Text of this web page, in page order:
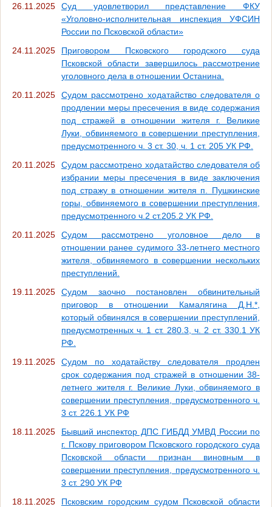
26.11.2025
Суд удовлетворил представление ФКУ
«Уголовно-исполнительная инспекция УФСИН
России по Псковской области»
24.11.2025
Приговором Псковского городского суда
Псковской области завершилось рассмотрение
уголовного дела в отношении Останина.
20.11.2025
Судом рассмотрено ходатайство следователя о
продлении меры пресечения в виде содержания
под стражей в отношении жителя г. Великие
Луки, обвиняемого в совершении преступления,
предусмотренного ч. 3 ст. 30, ч. 1 ст. 205 УК РФ.
20.11.2025
Судом рассмотрено ходатайство следователя об
избрании меры пресечения в виде заключения
под стражу в отношении жителя п. Пушкинские
горы, обвиняемого в совершении преступления,
предусмотренного ч.2 ст.205.2 УК РФ.
20.11.2025
Судом рассмотрено уголовное дело в
отношении ранее судимого 33-летнего местного
жителя, обвиняемого в совершении нескольких
преступлений.
19.11.2025
Судом заочно постановлен обвинительный
приговор в отношении Камалягина Д.Н.*,
который обвинялся в совершении преступлений,
предусмотренных ч. 1 ст. 280.3, ч. 2 ст. 330.1 УК
РФ.
19.11.2025
Судом по ходатайству следователя продлен
срок содержания под стражей в отношении 38-
летнего жителя г. Великие Луки, обвиняемого в
совершении преступления, предусмотренного ч.
3 ст. 226.1 УК РФ
18.11.2025
Бывший инспектор ДПС ГИБДД УМВД России по
г. Пскову приговором Псковского городского суда
Псковской области признан виновным в
совершении преступления, предусмотренного ч.
3 ст. 290 УК РФ
18.11.2025
Псковским городским судом Псковской области